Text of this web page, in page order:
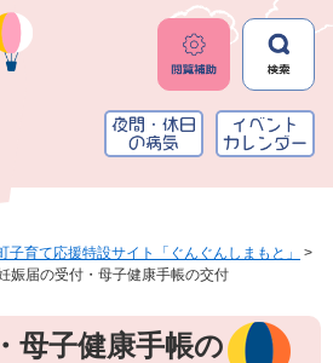
子育て応援特設サイト「ぐんぐんしまもと」
>
娠届の受付・母子健康手帳の交付
母子健康手帳の